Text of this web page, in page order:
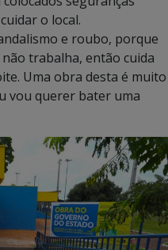
seguranças
o local.
e roubo, porque
trabalha, então cuida
Uma obra desta é muito
vou querer bater uma